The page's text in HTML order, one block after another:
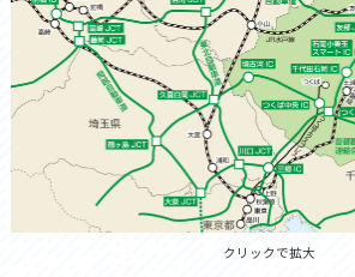
クリックで拡大